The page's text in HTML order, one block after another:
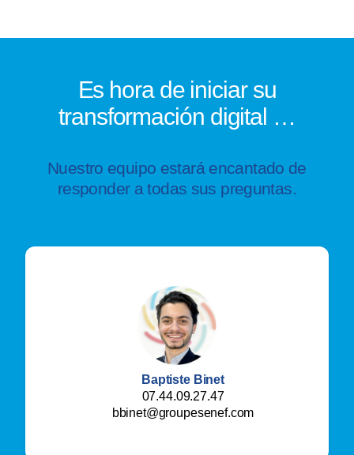
Es hora de iniciar su
transformación digital …
Nuestro equipo estará encantado de
responder a todas sus preguntas.
Baptiste Binet
07.44.09.27.47
bbinet@groupesenef.com